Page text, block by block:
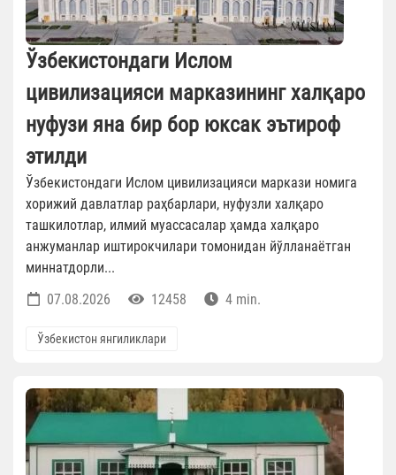
Ўзбекистондаги Ислом
цивилизацияси марказининг халқаро
нуфузи яна бир бор юксак эътироф
этилди
Ўзбекистондаги Ислом цивилизацияси маркази номига
хорижий давлатлар раҳбарлари, нуфузли халқаро
ташкилотлар, илмий муассасалар ҳамда халқаро
анжуманлар иштирокчилари томонидан йўлланаётган
миннатдорли...
07.08.2026
12458 4 min.
Ўзбекистон янгиликлари